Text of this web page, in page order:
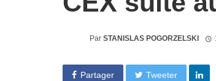
Par STANISLAS POGORZELSKI
Partager Tweeter